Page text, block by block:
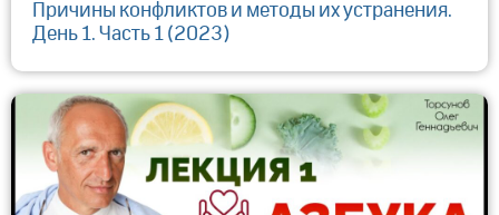
Причины конфликтов и методы их устранения.
День 1. Часть 1 (2023)